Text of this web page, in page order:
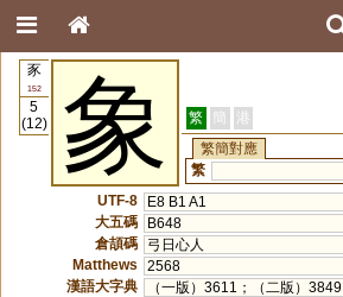
豕
152
5
(12)
象 繁 簡 港
繁簡對應
繁
UTF-8
E8 B1 A1
大五碼
B648
倉頡碼
弓日心人
Matthews
2568
漢語大字典
（一版）3611；（二版）3849